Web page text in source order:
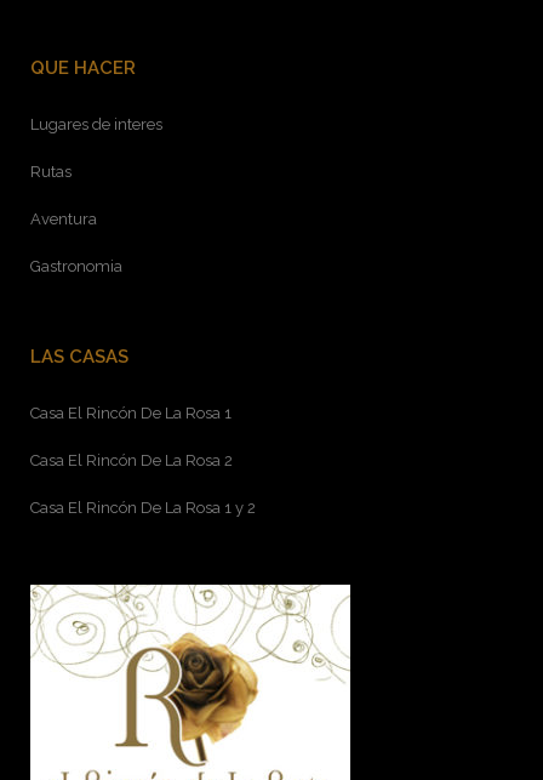
QUE HACER
Lugares de interes
Rutas
Aventura
Gastronomia
LAS CASAS
Casa El Rincón De La Rosa 1
Casa El Rincón De La Rosa 2
Casa El Rincón De La Rosa 1 y 2